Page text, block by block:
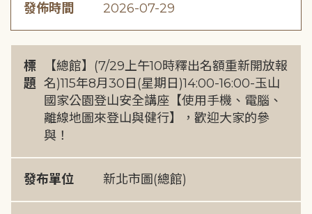
發佈時間 2026-07-29
標
題
【總館】(7/29上午10時釋出名額重新開放報
名)115年8月30日(星期日)14:00-16:00-玉山
國家公園登山安全講座【使用手機、電腦、
離線地圖來登山與健行】，歡迎大家的參
與！
發布單位 新北市圖(總館)